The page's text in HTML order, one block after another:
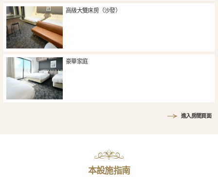
高級大雙床房（沙發）
豪華家庭
進入房間頁面
本設施指南